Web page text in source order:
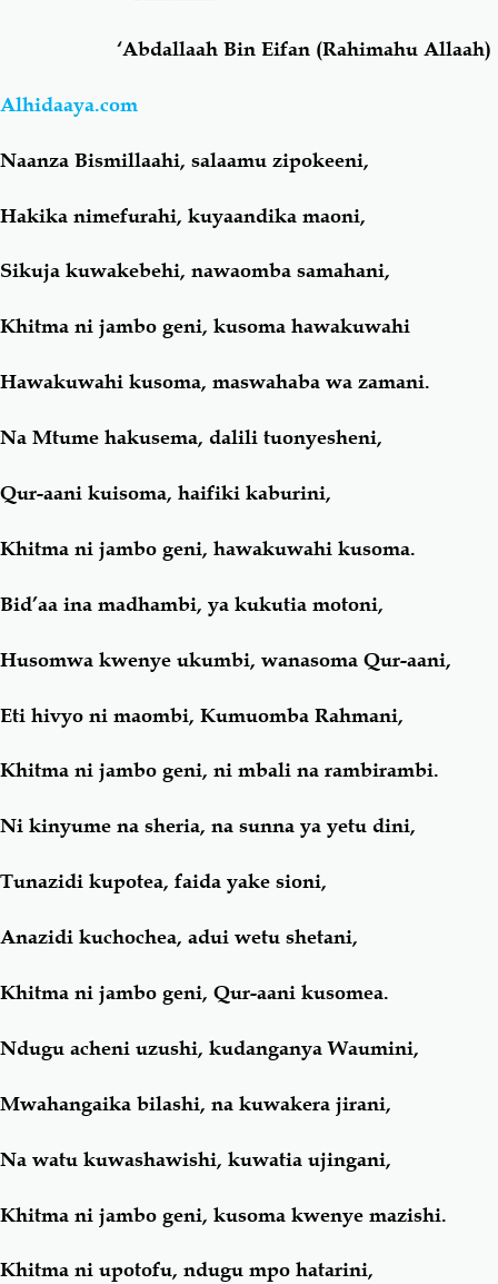
Salaf Wa Ummah Firaq-Makundi
Fiqh-Ibaadah
Akhlaaq-Aadaab Raqaaiq
Familia-Jamii Maswali-Majibu
Chemsha Bongo Vitabu
‘Abdallaah Bin Eifan (Rahimahu Allaah)
Alhidaaya.com
Naanza Bismillaahi, salaamu zipokeeni,
Hakika nimefurahi, kuyaandika maoni,
Sikuja kuwakebehi, nawaomba samahani,
Khitma ni jambo geni, kusoma hawakuwahi
Hawakuwahi kusoma, maswahaba wa zamani.
Na Mtume hakusema, dalili tuonyesheni,
Qur-aani kuisoma, haifiki kaburini,
Khitma ni jambo geni, hawakuwahi kusoma.
Bid’aa ina madhambi, ya kukutia motoni,
Husomwa kwenye ukumbi, wanasoma Qur-aani,
Eti hivyo ni maombi, Kumuomba Rahmani,
Khitma ni jambo geni, ni mbali na rambirambi.
Ni kinyume na sheria, na sunna ya yetu dini,
Tunazidi kupotea, faida yake sioni,
Anazidi kuchochea, adui wetu shetani,
Khitma ni jambo geni, Qur-aani kusomea.
Ndugu acheni uzushi, kudanganya Waumini,
Mwahangaika bilashi, na kuwakera jirani,
Na watu kuwashawishi, kuwatia ujingani,
Khitma ni jambo geni, kusoma kwenye mazishi.
Khitma ni upotofu, ndugu mpo hatarini,